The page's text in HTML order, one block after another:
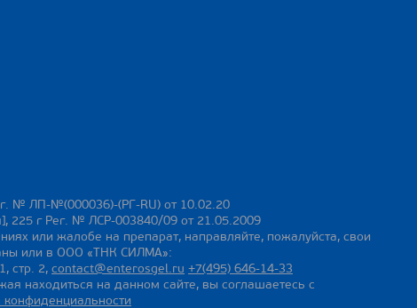
№ ЛП-№(000036)-(РГ-RU) от 10.02.20
225 г Рег. № ЛСР-003840/09 от 21.05.2009
или жалобе на препарат, направляйте, пожалуйста, свои
или в ООО «ТНК СИЛМА»:
стр. 2, contact@enterosgel.ru +7(495) 646-14-33
находиться на данном сайте, вы соглашаетесь с
конфиденциальности